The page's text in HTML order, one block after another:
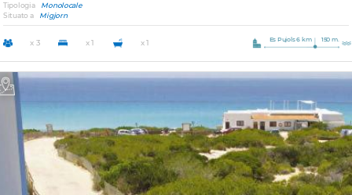
Tipologia
Monolocale
Situato a
Migjorn
x 3 x 1 x 1 Es Pujols 6 km 150 m.